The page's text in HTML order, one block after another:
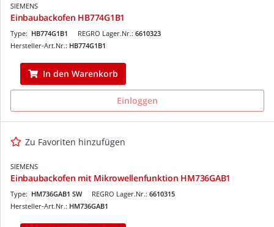
SIEMENS
Einbaubackofen HB774G1B1
REGRO Lager.Nr.: 6610323
Type: HB774G1B1
Hersteller-Art.Nr.: HB774G1B1
In den Warenkorb
Einloggen
Zu Favoriten hinzufügen
SIEMENS
Einbaubackofen mit Mikrowellenfunktion HM736GAB1
REGRO Lager.Nr.: 6610315
Type: HM736GAB1 SW
Hersteller-Art.Nr.: HM736GAB1